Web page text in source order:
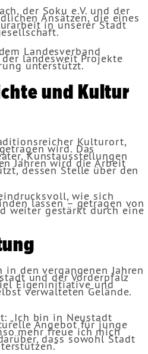
der Soku e.V. und der
Ansätzen, die eines
in unserer Stadt
Landesverband
landesweit Projekte
unterstützt.
und Kultur
Kulturort,
wird. Das
Kunstausstellungen
Jahren wird die Arbeit
dessen Stelle über den
wie sich
lassen – getragen von
weiter gestärkt durch eine
in den vergangenen Jahren
und der Vorderpfalz
Eigeninitiative und
verwalteten Gelände.
„Ich bin in Neustadt
Angebot für junge
mehr freue ich mich
dass sowohl Stadt